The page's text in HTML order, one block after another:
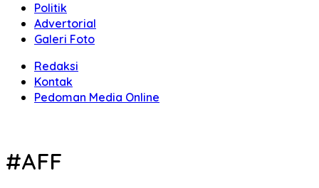
Politik
Advertorial
Galeri Foto
Redaksi
Kontak
Pedoman Media Online
#AFF